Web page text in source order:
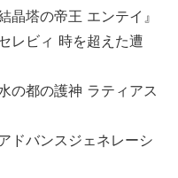
晶塔の帝王 エンテイ』
レビィ 時を超えた遭
の都の護神 ラティアス
ドバンスジェネレーシ